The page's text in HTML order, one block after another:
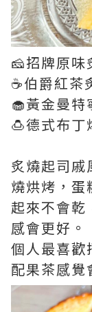
🧀招牌原味
☕伯爵紅茶
🧁黃金曼特
🍮德式布丁
炙燒起司戚
燒烘烤，蛋
起來不會乾
感會更好。
個人最喜歡
配果茶感覺